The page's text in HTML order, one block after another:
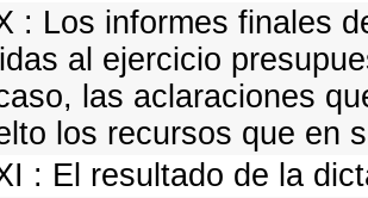
: Los informes finales
al ejercicio
las aclaraciones
los recursos que en
: El resultado de la